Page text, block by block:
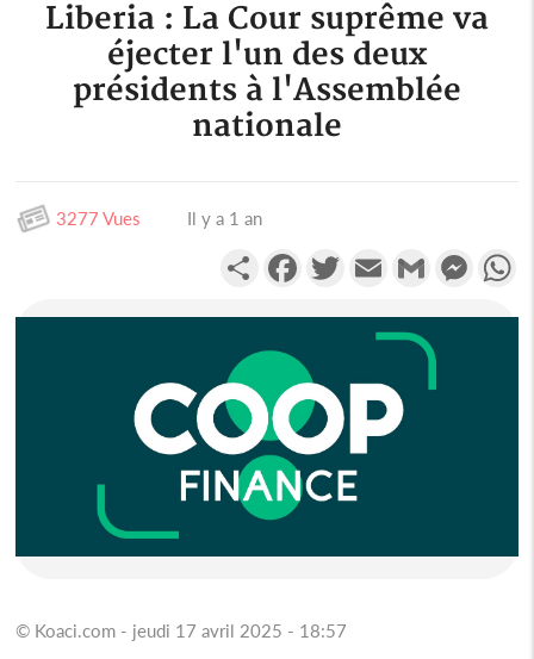
Liberia : La Cour suprême va
éjecter l'un des deux
présidents à l'Assemblée
nationale
3277 Vues Il y a 1 an
PartagerFacebookTwitterEmail Gmail
© Koaci.com - jeudi 17 avril 2025 - 18:57